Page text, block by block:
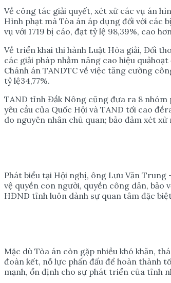
Về công tác giải quyết, xét xử các vụ án
Hình phạt mà Tòa án áp dụng đối với các
vụ với 1719 bị cáo, đạt tỷ lệ 98,39%, cao
Về triển khai thi hành Luật Hòa giải, Đối
các giải pháp nhằm nâng cao hiệu
Chánh án TANDTC về việc tăng cường
tỷ lệ34,77%.
TAND tỉnh Đắk Nông cũng đưa ra 8 nhóm
yêu cầu của Quốc Hội và TAND tối cao
do nguyên nhân chủ quan; bảo đảm xét
Phát biểu tại Hội nghị, ông Lưu Văn
vệ quyền con người, quyền công dân, bảo
HĐND tỉnh luôn dành sự quan tâm đặc
Mặc dù Tòa án còn gặp nhiều khó khăn,
đoàn kết, nỗ lực phấn đấu để hoàn
mạnh, ổn định cho sự phát triển của tỉnh